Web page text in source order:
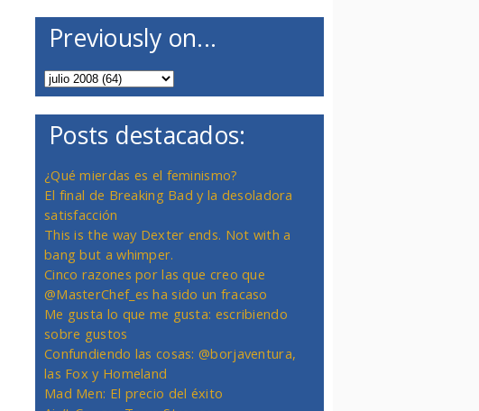
Previously on...
Posts destacados:
¿Qué mierdas es el feminismo?
El final de Breaking Bad y la desoladora
satisfacción
This is the way Dexter ends. Not with a
bang but a whimper.
Cinco razones por las que creo que
@MasterChef_es ha sido un fracaso
Me gusta lo que me gusta: escribiendo
sobre gustos
Confundiendo las cosas: @borjaventura,
las Fox y Homeland
Mad Men: El precio del éxito